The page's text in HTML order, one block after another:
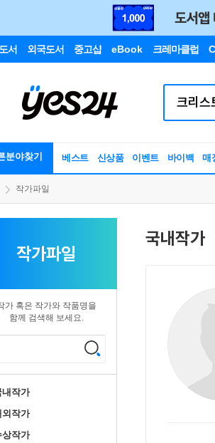
서 외국도서 중고샵 eBook 크레마클럽
분야찾기 베스트 신상품 이벤트 바이백 매
작가파일
작가파일
가 혹은 작가와 작품명을
함께 검색해 보세요.
내작가
외작가
상작가
국내작가